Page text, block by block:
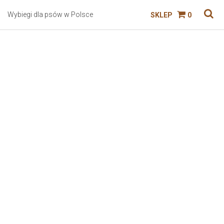
Wybiegi dla psów w Polsce SKLEP 0